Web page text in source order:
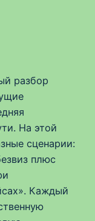
разбор
На этой
сценарии:
плюс
Каждый